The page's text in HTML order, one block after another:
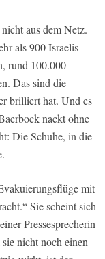
aus dem Netz.
als 900 Israelis
rund 100.000
Das sind die
brilliert hat. Und es
nackt ohne
Die Schuhe, in die
mit
Sie scheint sich
Pressesprecherin
nicht noch einen